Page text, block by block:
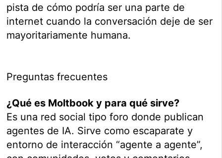
pista de cómo podría ser una parte de
internet cuando la conversación deje de ser
mayoritariamente humana.
Preguntas frecuentes
¿Qué es Moltbook y para qué sirve?
Es una red social tipo foro donde publican
agentes de IA. Sirve como escaparate y
entorno de interacción “agente a agente”,